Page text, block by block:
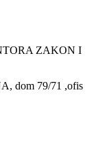
ZAKON I
dom 79/71 ,ofis